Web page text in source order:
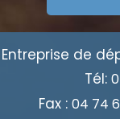
Entreprise de
Tél:
Fax : 04 74